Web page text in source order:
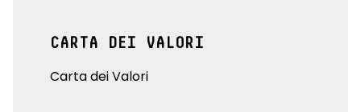
CARTA DEI VALORI
Carta dei Valori